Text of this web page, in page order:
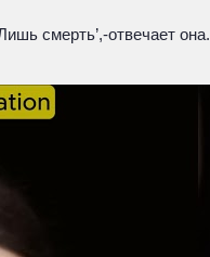
смерть’,-отвечает она.